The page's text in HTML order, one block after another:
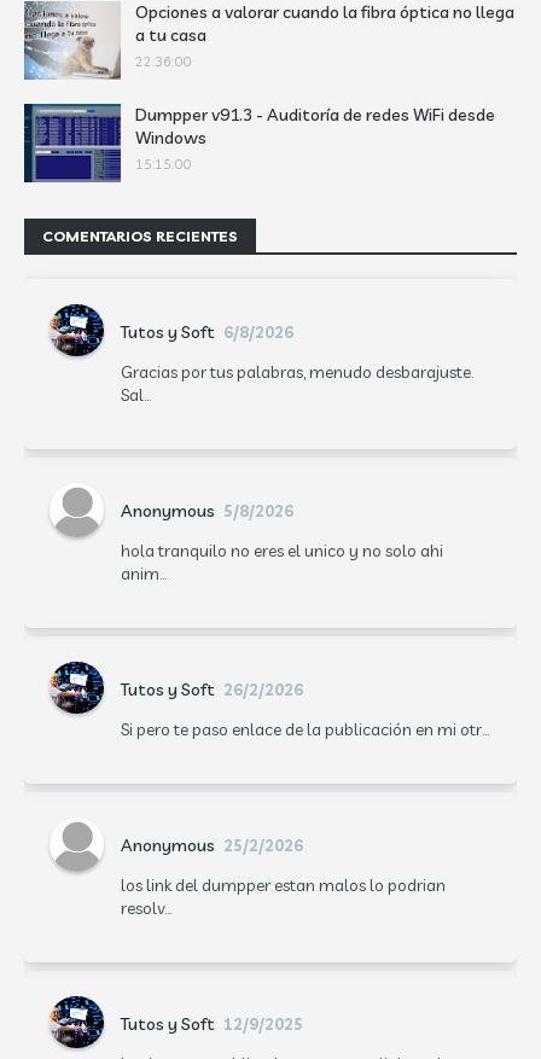
Opciones a valorar cuando la fibra óptica no llega
a tu casa
22:36:00
Dumpper v91.3 - Auditoría de redes WiFi desde
Windows
15:15:00
COMENTARIOS RECIENTES
Tutos y Soft 6/8/2026
Gracias por tus palabras, menudo desbarajuste.
Sal...
Anonymous 5/8/2026
hola tranquilo no eres el unico y no solo ahi
anim...
Tutos y Soft 26/2/2026
Si pero te paso enlace de la publicación en mi otr...
Anonymous 25/2/2026
los link del dumpper estan malos lo podrian
resolv...
Tutos y Soft 12/9/2025